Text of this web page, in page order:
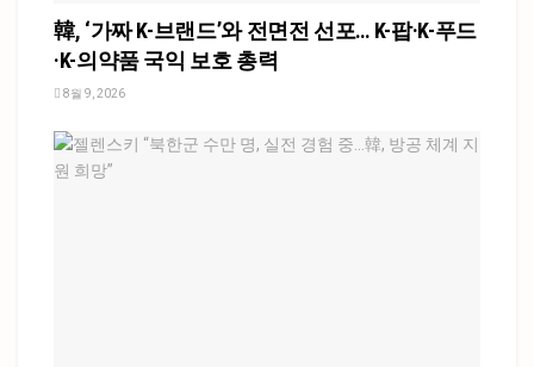
韓, ‘가짜 K-브랜드’와 전면전 선포… K-팝·K-푸드
·K-의약품 국익 보호 총력
8월 9, 2026